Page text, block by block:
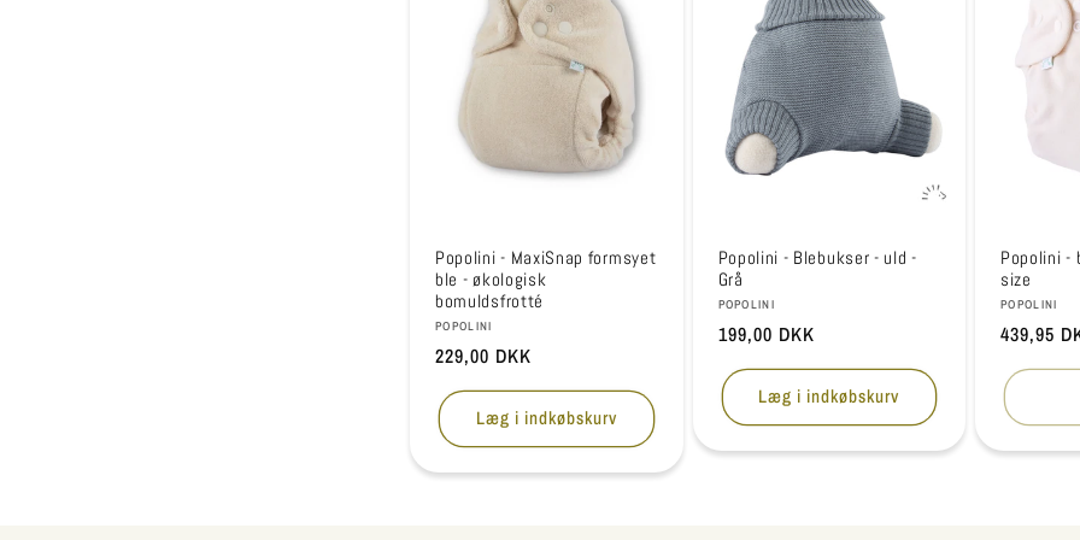
Popolini - MaxiSnap formsyet
ble - økologisk
bomuldsfrotté
Forhandler:
POPOLINI
Normalpris
229,00 DKK
Læg i indkøbskurv
Popolini - Blebukser - uld -
Grå
Forhandler:
POPOLINI
Normalpris
199,00 DKK
Læg i indkøbskurv
Popolini -
size
Forhandler:
POPOLINI
439,95